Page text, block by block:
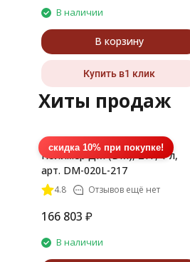
В наличии
В корзину
Купить в1 клик
Хиты продаж
скидка 10% при покупке!
Полимер ДМ (DM), 217, 1 л,
арт. DM-020L-217
4.8 Отзывов ещё нет
166 803 ₽
В наличии